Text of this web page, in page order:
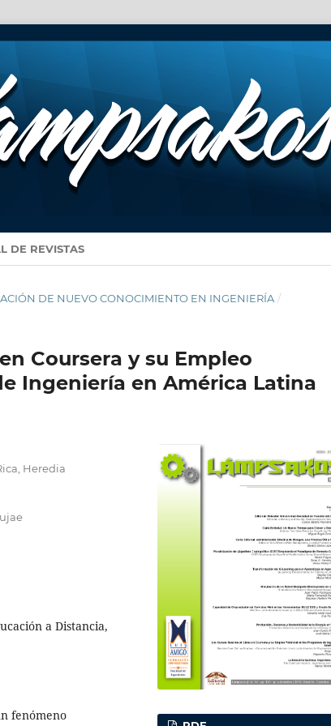
DE REVISTAS
DE NUEVO CONOCIMIENTO EN INGENIERÍA /
Coursera y su Empleo
Ingeniería en América Latina
Heredia
a Distancia,
fenómeno